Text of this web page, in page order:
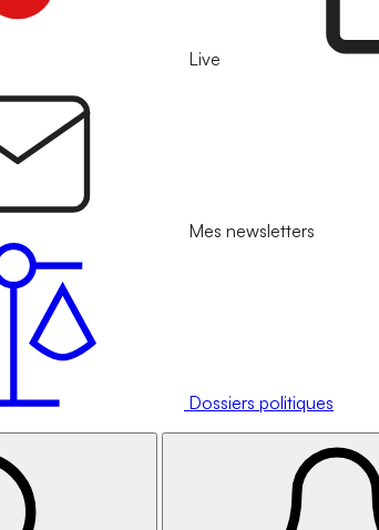
Live
Mes newsletters
Dossiers politiques